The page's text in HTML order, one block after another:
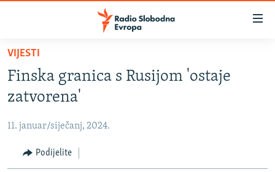
Pređite
glavni
sadržaj
na
navigaciju
VIJESTI
BOSNA I HERCEGOVINA
KOSOVO
CRNA GORA
VIJESTI
Finska granica s Rusijom 'ostaje
zatvorena'
11. januar/siječanj, 2024.
Podijelite